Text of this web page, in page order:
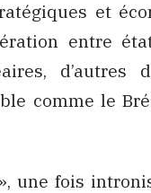
et
entre
d’autres
comme le
une fois